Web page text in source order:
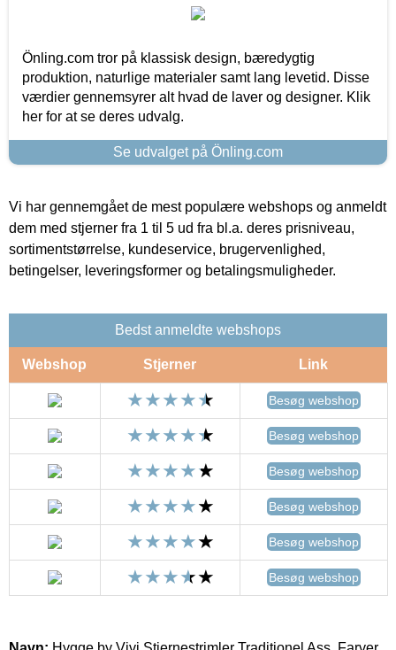
Önling.com tror på klassisk design, bæredygtig
produktion, naturlige materialer samt lang levetid. Disse
værdier gennemsyrer alt hvad de laver og designer. Klik
her for at se deres udvalg.
Se udvalget på Önling.com
Vi har gennemgået de mest populære webshops og anmeldt
dem med stjerner fra 1 til 5 ud fra bl.a. deres prisniveau,
sortimentstørrelse, kundeservice, brugervenlighed,
betingelser, leveringsformer og betalingsmuligheder.
Bedst anmeldte webshops
Webshop Stjerner Link
Besøg webshop
Besøg webshop
Besøg webshop
Besøg webshop
Besøg webshop
Besøg webshop